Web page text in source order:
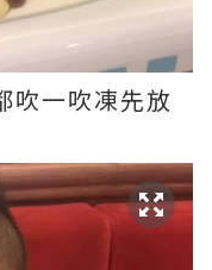
吹一吹凍先放